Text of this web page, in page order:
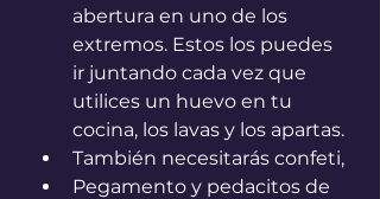
abertura en uno de los
extremos. Estos los puedes
ir juntando cada vez que
utilices un huevo en tu
cocina, los lavas y los apartas.
También necesitarás confeti,
Pegamento y pedacitos de